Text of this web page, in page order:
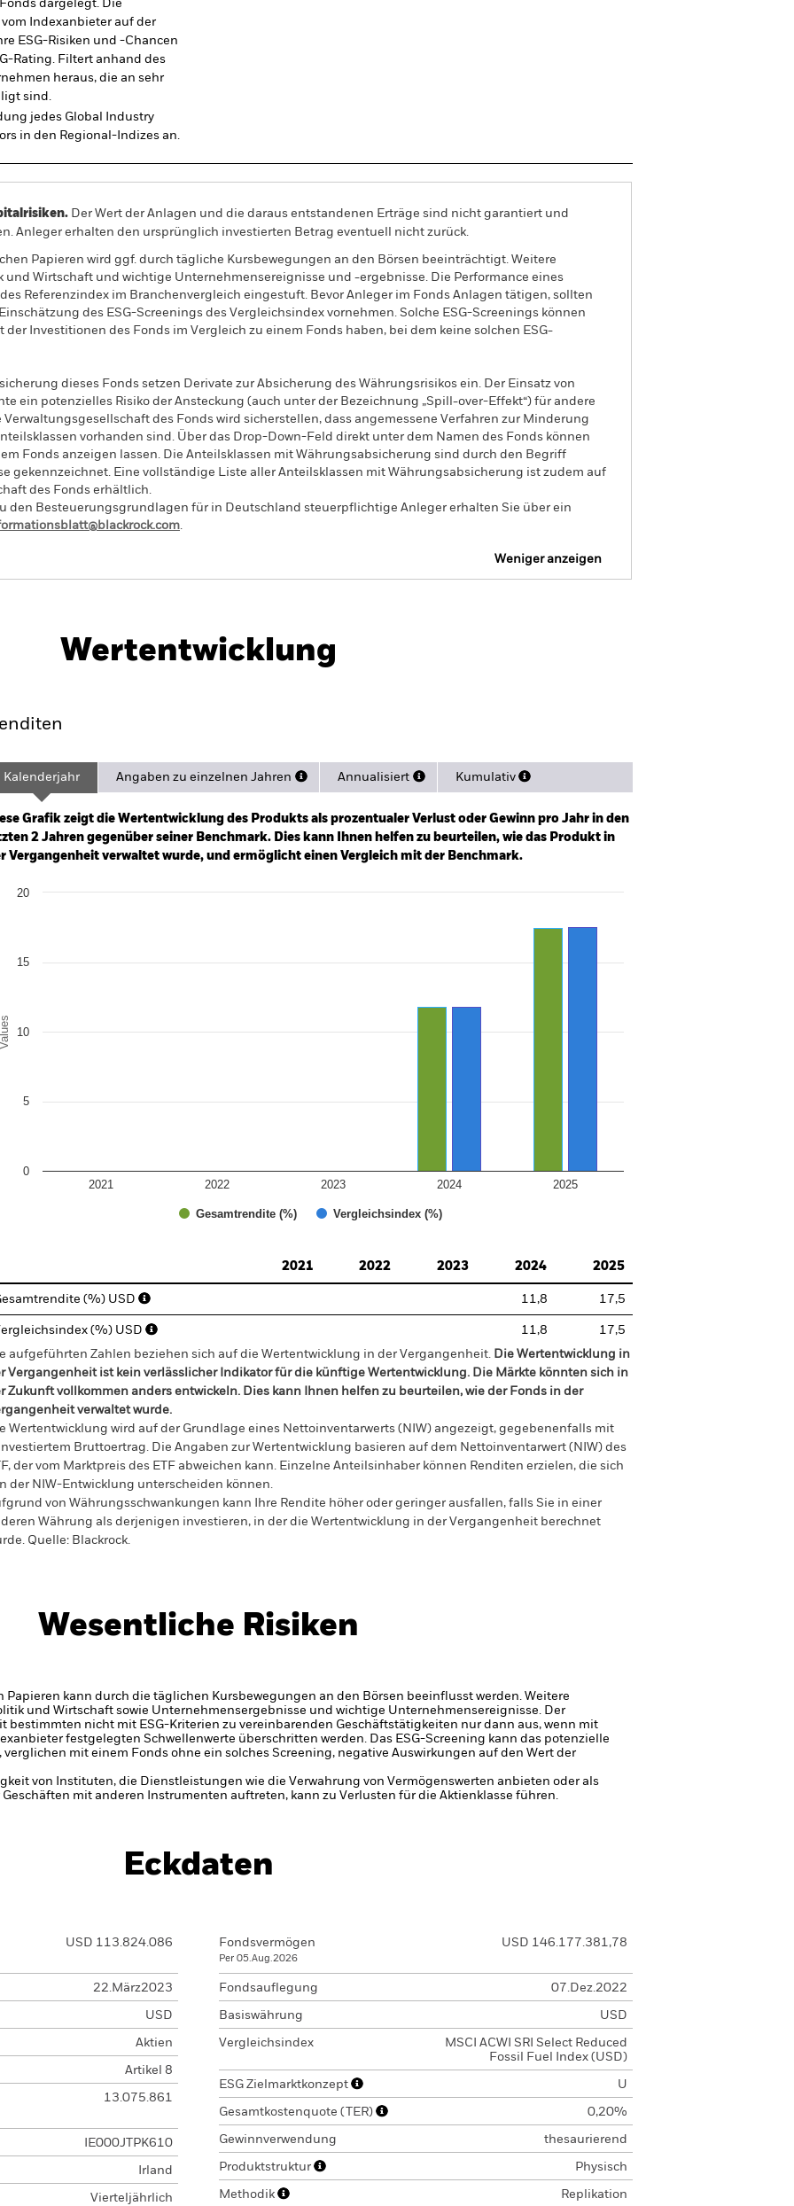
dargelegt. Die
Indexanbieter auf der
ESG-Risiken und -Chancen
Rating. Filtert anhand des
heraus, die an sehr
sind.
jedes Global Industry
in den Regional-Indizes an.
Der Wert der Anlagen und die daraus entstandenen Erträge sind nicht garantiert und
Anleger erhalten den ursprünglich investierten Betrag eventuell nicht zurück.
Papieren wird ggf. durch tägliche Kursbewegungen an den Börsen beeinträchtigt. Weitere
und Wirtschaft und wichtige Unternehmensereignisse und -ergebnisse. Die Performance eines
Referenzindex im Branchenvergleich eingestuft. Bevor Anleger im Fonds Anlagen tätigen, sollten
des ESG-Screenings des Vergleichsindex vornehmen. Solche ESG-Screenings können
Investitionen des Fonds im Vergleich zu einem Fonds haben, bei dem keine solchen ESG-
dieses Fonds setzen Derivate zur Absicherung des Währungsrisikos ein. Der Einsatz von
ein potenzielles Risiko der Ansteckung (auch unter der Bezeichnung „Spill-over-Effekt“) für andere
des Fonds wird sicherstellen, dass angemessene Verfahren zur Minderung
vorhanden sind. Über das Drop-Down-Feld direkt unter dem Namen des Fonds können
Fonds anzeigen lassen. Die Anteilsklassen mit Währungsabsicherung sind durch den Begriff
gekennzeichnet. Eine vollständige Liste aller Anteilsklassen mit Währungsabsicherung ist zudem auf
des Fonds erhältlich.
den Besteuerungsgrundlagen für in Deutschland steuerpflichtige Anleger erhalten Sie über ein
.
Weniger anzeigen
Wertentwicklung
2023-03-20 00:00:00 to 2026-08-04 00:00:00.
0 to 90.
Kalenderjahr Angaben zu einzelnen Jahren Annualisiert Kumulativ
Grafik zeigt die Wertentwicklung des Produkts als prozentualer Verlust oder Gewinn pro Jahr in den
2 Jahren gegenüber seiner Benchmark. Dies kann Ihnen helfen zu beurteilen, wie das Produkt in
Vergangenheit verwaltet wurde, und ermöglicht einen Vergleich mit der Benchmark.
chart with 2 data series.
Values
Gesamtrendite (%) Vergleichsindex (%)
2021 2022 2023 2024 2025
0
5
10
15
20
2021
2022 2023 2024 2025
(%) USD 11,8 17,5
(%) USD 11,8
17,5
aufgeführten Zahlen beziehen sich auf die Wertentwicklung in der Vergangenheit. Die Wertentwicklung in
Vergangenheit ist kein verlässlicher Indikator für die künftige Wertentwicklung. Die Märkte könnten sich in
Zukunft vollkommen anders entwickeln. Dies kann Ihnen helfen zu beurteilen, wie der Fonds in der
verwaltet wurde.
Wertentwicklung wird auf der Grundlage eines Nettoinventarwerts (NIW) angezeigt, gegebenenfalls mit
Bruttoertrag. Die Angaben zur Wertentwicklung basieren auf dem Nettoinventarwert (NIW) des
der vom Marktpreis des ETF abweichen kann. Einzelne Anteilsinhaber können Renditen erzielen, die sich
der NIW-Entwicklung unterscheiden können.
von Währungsschwankungen kann Ihre Rendite höher oder geringer ausfallen, falls Sie in einer
Währung als derjenigen investieren, in der die Wertentwicklung in der Vergangenheit berechnet
Quelle: Blackrock.
Wesentliche Risiken
Papieren kann durch die täglichen Kursbewegungen an den Börsen beeinflusst werden. Weitere
und Wirtschaft sowie Unternehmensergebnisse und wichtige Unternehmensereignisse. Der
bestimmten nicht mit ESG-Kriterien zu vereinbarenden Geschäftstätigkeiten nur dann aus, wenn mit
festgelegten Schwellenwerte überschritten werden. Das ESG-Screening kann das potenzielle
mit einem Fonds ohne ein solches Screening, negative Auswirkungen auf den Wert der
von Instituten, die Dienstleistungen wie die Verwahrung von Vermögenswerten anbieten oder als
mit anderen Instrumenten auftreten, kann zu Verlusten für die Aktienklasse führen.
Eckdaten
USD 113.824.086
22.März2023
USD
Aktien
Artikel 8
13.075.861
IE000JTPK610
Irland
Vierteljährlich
Fondsvermögen
Per 05.Aug.2026
USD 146.177.381,78
Fondsauflegung 07.Dez.2022
Basiswährung USD
Vergleichsindex
MSCI ACWI SRI Select Reduced
Fossil Fuel Index (USD)
ESG Zielmarktkonzept U
Gesamtkostenquote (TER) 0,20%
Gewinnverwendung thesaurierend
Produktstruktur Physisch
Methodik Replikation